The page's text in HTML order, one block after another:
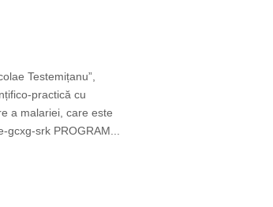
Testemițanu”,
practică cu
a malariei, care este
srk PROGRAM...